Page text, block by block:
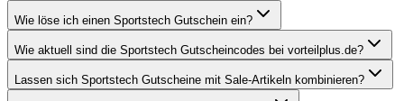
Wie löse ich einen Sportstech Gutschein ein?
Wie aktuell sind die Sportstech Gutscheincodes bei vorteilplus.de?
Lassen sich Sportstech Gutscheine mit Sale-Artikeln kombinieren?